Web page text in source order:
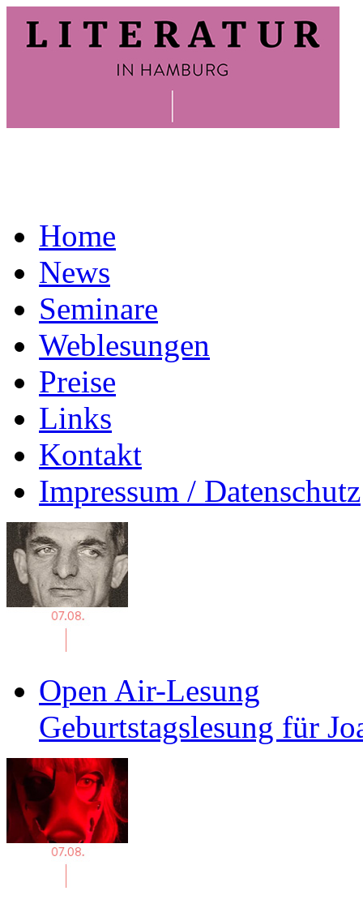
Home
News
Seminare
Weblesungen
Preise
Links
Kontakt
Impressum / Datenschutz
Open Air-Lesung
Geburtstagslesung für